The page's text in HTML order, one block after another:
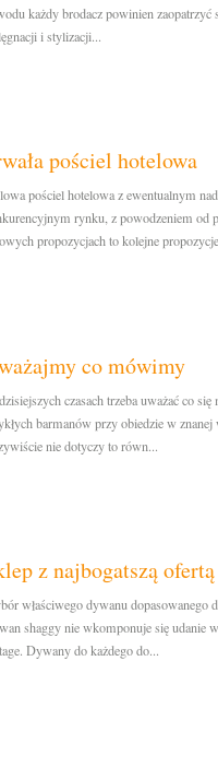
każdy brodacz powinien
i stylizacji...
pościel hotelowa
pościel hotelowa z ewentualnym
rynku, z powodzeniem od
propozycjach to kolejne
co mówimy
czasach trzeba uważać co
barmanów przy obiedzie w znanej
nie dotyczy to równ...
z najbogatszą
właściwego dywanu dopasowanego
shaggy nie wkomponuje się udanie
Dywany do każdego do...